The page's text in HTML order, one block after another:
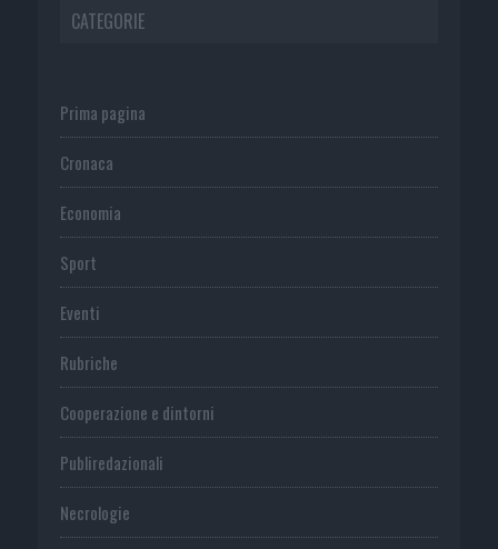
CATEGORIE
Prima pagina
Cronaca
Economia
Sport
Eventi
Rubriche
Cooperazione e dintorni
Publiredazionali
Necrologie